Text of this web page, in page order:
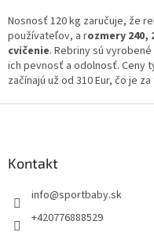
Nosnosť 120 kg zaručuje, že
používateľov, a rozmery 240,
cvičenie. Rebriny sú
ich pevnosť a odolnosť. Ceny
začínajú už od 310 Eur, čo je
Kontakt
info@sportbaby.sk
+420776888529